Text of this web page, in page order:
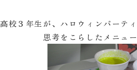
高校３年生が、ハロウィンパーテ
思考をこらしたメニュ